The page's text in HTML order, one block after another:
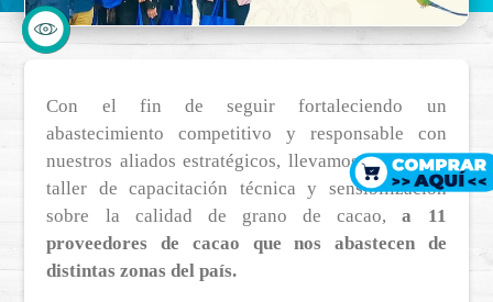
Con el fin de seguir fortaleciendo un
abastecimiento competitivo y responsable con
nuestros aliados estratégicos, llevamos a cabo un
taller de capacitación técnica y sensibilización
sobre la calidad de grano de cacao,a 11
proveedores de cacao que nos abastecen de
distintas zonas del país.